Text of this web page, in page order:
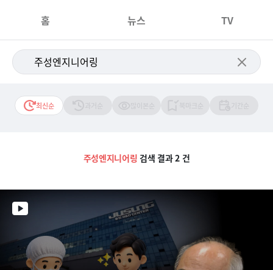
홈 뉴스 TV
최신순
주성엔지니어링 검색 결과 2 건